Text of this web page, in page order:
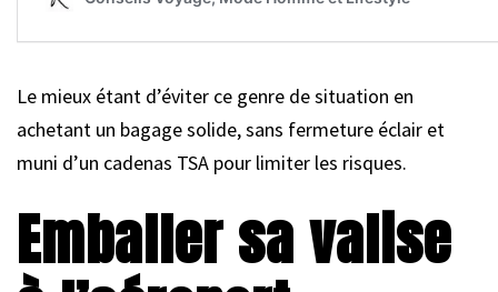
Le mieux étant d’éviter ce genre de situation en
achetant un bagage solide, sans fermeture éclair et
muni d’un cadenas TSA pour limiter les risques.
Emballer sa valise